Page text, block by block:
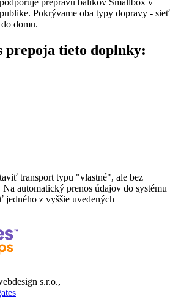
Pokrývame oba typy dopravy - sieť
domu.
prepoja tieto doplnky:
transport typu "vlastné", ale bez
automatický prenos údajov do systému
jedného z vyššie uvedených
s.r.o.,